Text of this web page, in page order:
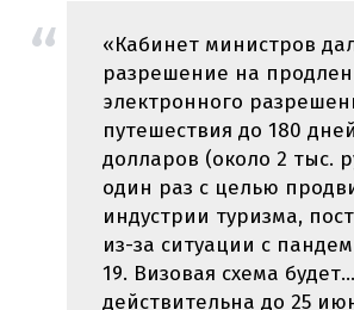
«Кабинет министров
разрешение на
электронного
путешествия до 180
долларов (около 2 тыс.
один раз с целью
индустрии туризма,
из-за ситуации с
19. Визовая схема будет...
действительна до 25